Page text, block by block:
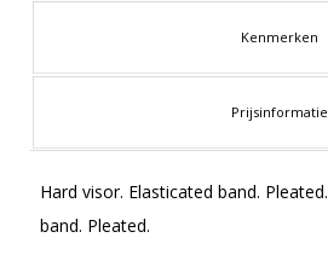
Kenmerken
Prijsinformatie
Hard visor. Elasticated band.
band. Pleated.